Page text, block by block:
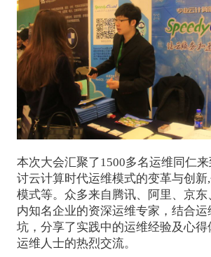
本次大会汇聚了1500多名运维同仁
讨云计算时代运维模式的变革与创
模式等。众多来自腾讯、阿里、京
内知名企业的资深运维专家，结合
坑，分享了实践中的运维经验及心
运维人士的热烈交流。